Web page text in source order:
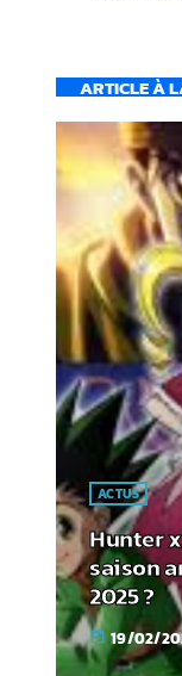
ARTICLE À
ACTUS
Hunter
saison
2025 ?
today 19/02/